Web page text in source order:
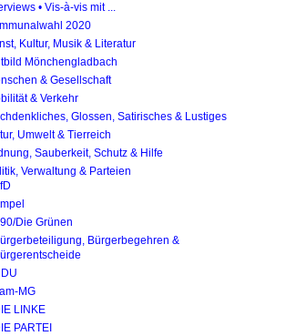
• Vis-à-vis mit ...
2020
Kultur, Musik & Literatur
Mönchengladbach
& Gesellschaft
& Verkehr
Glossen, Satirisches & Lustiges
Umwelt & Tierreich
Sauberkeit, Schutz & Hilfe
Verwaltung & Parteien
Die Grünen
Bürgerbegehren &
MG
LINKE
PARTEI